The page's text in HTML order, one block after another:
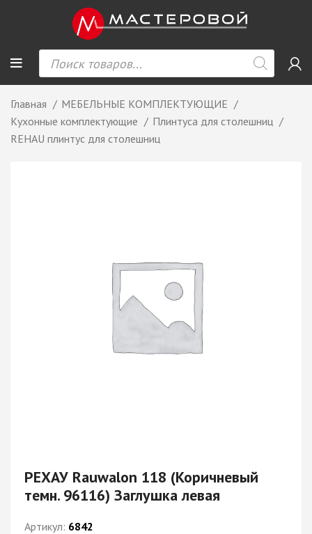
Главная
МЕБЕЛЬНЫЕ КОМПЛЕКТУЮЩИЕ
Кухонные комплектующие
Плинтуса для столешниц
REHAU плинтус для столешниц
РЕХАУ Rauwalon 118 (Коричневый
темн. 96116) Заглушка левая
Артикул: 6842